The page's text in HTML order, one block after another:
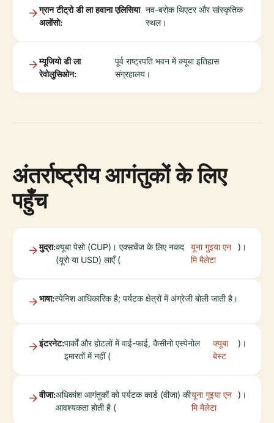
ग्रान टीट्रो डी ला हवाना एलिसिया
अलोंसो:
नव-बरोक थिएटर और सांस्कृतिक
स्थल।
म्यूजियो डी ला
रेवोलुसिओन:
पूर्व राष्ट्रपति भवन में क्यूबा इतिहास
संग्रहालय।
अंतर्राष्ट्रीय आगंतुकों के लिए
पहुँच
मुद्रा:क्यूबा पेसो (CUP)। एक्सचेंज के लिए नकद
(यूरो या USD) लाएँ (
यूना गुइया एन
मि मैलेटा
)।
भाषा:स्पेनिश आधिकारिक है; पर्यटक क्षेत्रों में अंग्रेजी बोली जाती है।
इंटरनेट:पार्कों और होटलों में वाई-फाई, कैसीनो एस्पेनोल
इमारतों में नहीं (
क्यूबा
बेस्ट
)।
वीजा:अधिकांश आगंतुकों को पर्यटक कार्ड (वीजा) की
आवश्यकता होती है (
यूना गुइया एन
मि मैलेटा
)।